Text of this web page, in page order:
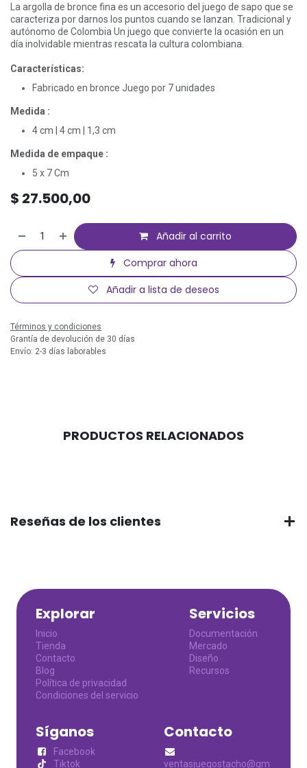
La argolla de bronce fina es un accesorio del juego de sapo que se
caracteriza por darnos los puntos cuando se lanzan. Tradicional y
autónomo de Colombia Un juego que convierte la ocasión en un
día inolvidable mientras rescata la cultura colombiana.
Características:
Fabricado en bronce Juego por 7 unidades
Medida :
4 cm | 4 cm | 1,3 cm
Medida de empaque :
5 x 7 Cm
$ 27.500,00
Añadir al carrito
Comprar ahora
Añadir a lista de deseos
Términos y condiciones
Grantía de devolución de 30 días
Envío: 2-3 días laborables
PRODUCTOS RELACIONADOS
Reseñas de los clientes
Explorar
Inicio
Tienda
Contacto
Blog
Política de privacidad
Condiciones del servicio
Servicios
Documentación
Mercado
Diseño
Recursos
Síganos
Facebook
Tiktok
Contacto
ventasjuegostacho@gm